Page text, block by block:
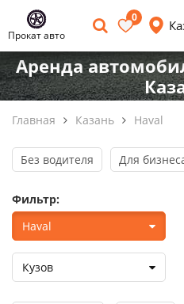
Прокат авто
0
Аренда
Главная Казань Haval
Без водителя Для
Фильтр:
Haval
Кузов